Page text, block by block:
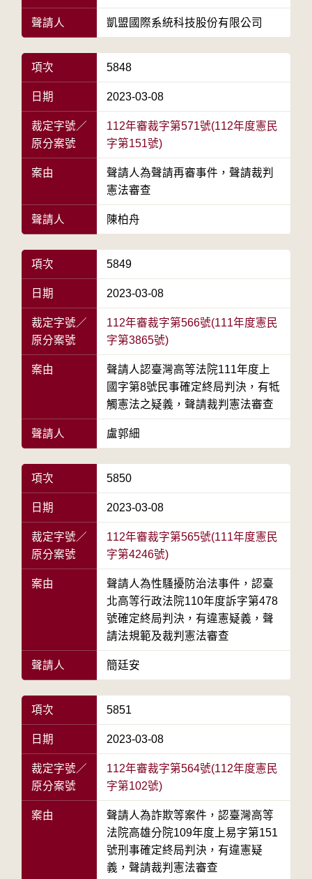
聲請人 凱盟國際系統科技股份有限公司
項次 5848
日期 2023-03-08
裁定字號／
原分案號
112年審裁字第571號(112年度憲民
字第151號)
案由
聲請人為聲請再審事件，聲請裁判
憲法審查
聲請人 陳柏舟
項次 5849
日期 2023-03-08
裁定字號／
原分案號
112年審裁字第566號(111年度憲民
字第3865號)
案由
聲請人認臺灣高等法院111年度上
國字第8號民事確定終局判決，有牴
觸憲法之疑義，聲請裁判憲法審查
聲請人 盧郭細
項次 5850
日期 2023-03-08
裁定字號／
原分案號
112年審裁字第565號(111年度憲民
字第4246號)
案由
聲請人為性騷擾防治法事件，認臺
北高等行政法院110年度訴字第478
號確定終局判決，有違憲疑義，聲
請法規範及裁判憲法審查
聲請人 簡廷安
項次 5851
日期 2023-03-08
裁定字號／
原分案號
112年審裁字第564號(112年度憲民
字第102號)
案由
聲請人為詐欺等案件，認臺灣高等
法院高雄分院109年度上易字第151
號刑事確定終局判決，有違憲疑
義，聲請裁判憲法審查